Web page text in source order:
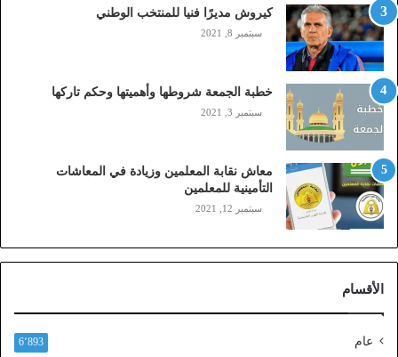
م
و
ب
ا
ي
ل
ي
ز
ي
ن
)
ا
ل
ف
كيروش مديرًا فنيا للمنتخب الوطني
سبتمبر 8, 2021
خطبة الجمعة شروطها وأهميتها وحكم تاركها
سبتمبر 3, 2021
معاش نقابة المعلمين وزيادة في المعاشات
التأمينية للمعلمين
سبتمبر 12, 2021
الأقسام
عام 6٬893